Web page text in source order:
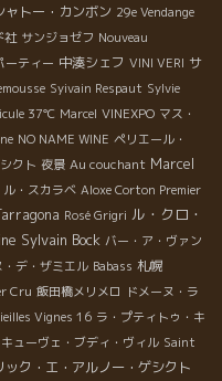
ャトー・カンボン 29e Vendange
社 サンジョゼフ Nouveau
ーティー 中湊シェフ VINI VERI サ
Syivain Respaut Sylvie
37℃ Marcel VINEXPO マス・
NO NAME WINE ペリエール・
クト 夜景 Au couchant Marcel
ル・スカラベ Aloxe Corton Premier
Rosé Grigri ル・クロ・
Sylvain Bock バー・ア・ヴァン
・デ・ザミエル Babass 札幌
Cru 飯田橋メリメロ ドメーヌ・ラ
Vignes 16 ラ・プティトゥ・キ
キューヴェ・ブディ・ヴィル Saint
ック・エ・アルノー・ゲシクト